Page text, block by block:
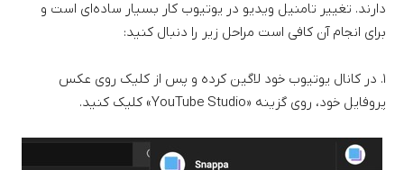
دارند. تغییر تامنیل ویدیو در یوتیوب کار بسیار ساده‌ای است و
برای انجام آن کافی است مراحل زیر را دنبال کنید:
۱. در کانال یوتیوب خود لاگین کرده و پس از کلیک روی عکس
پروفایل خود، روی گزینه «YouTube Studio» کلیک کنید.